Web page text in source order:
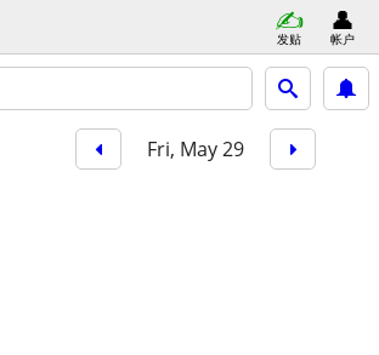
发贴 帐户
Fri, May 29